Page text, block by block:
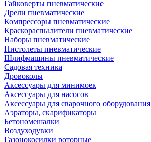
Гайковерты пневматические
Дрели пневматические
Компрессоры пневматические
Краскораспылители пневматические
Наборы пневматические
Пистолеты пневматические
Шлифмашины пневматические
Садовая техника
Дровоколы
Аксессуары для минимоек
Аксессуары для насосов
Аксессуары для сварочного оборудования
Аэраторы, скарификаторы
Бетономешалки
Воздуходувки
Газонокосилки роторные